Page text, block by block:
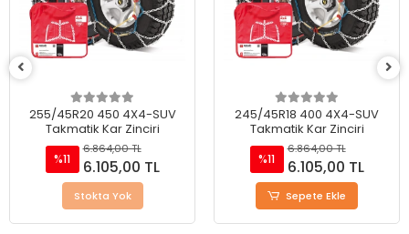
245/45R18 400 4X4-SUV
Takmatik Kar Zinciri
%11
6.864,00 TL
6.105,00 TL
Sepete Ekle
295/35 R21 470 4X4-SUV
Takmatik Kar Zinciri
%11
6.864,00 TL
6.105,00 TL
Sepete Ekle